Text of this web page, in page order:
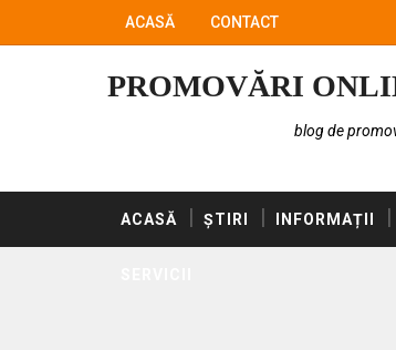
ACASĂ CONTACT
PROMOVĂRI
blog de
ACASĂ ȘTIRI INFORMAȚII